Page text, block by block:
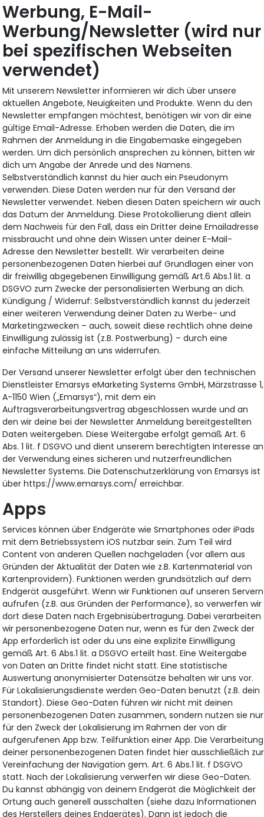
Werbung, E-Mail-
Werbung/Newsletter (wird nur
bei spezifischen Webseiten
verwendet)
Mit unserem Newsletter informieren wir dich über unsere
aktuellen Angebote, Neuigkeiten und Produkte. Wenn du den
Newsletter empfangen möchtest, benötigen wir von dir eine
gültige Email-Adresse. Erhoben werden die Daten, die im
Rahmen der Anmeldung in die Eingabemaske eingegeben
werden. Um dich persönlich ansprechen zu können, bitten wir
dich um Angabe der Anrede und des Namens.
Selbstverständlich kannst du hier auch ein Pseudonym
verwenden. Diese Daten werden nur für den Versand der
Newsletter verwendet. Neben diesen Daten speichern wir auch
das Datum der Anmeldung. Diese Protokollierung dient allein
dem Nachweis für den Fall, dass ein Dritter deine Emailadresse
missbraucht und ohne dein Wissen unter deiner E-Mail-
Adresse den Newsletter bestellt. Wir verarbeiten deine
personenbezogenen Daten hierbei auf Grundlagen einer von
dir freiwillig abgegebenen Einwilligung gemäß Art.6 Abs.1 lit. a
DSGVO zum Zwecke der personalisierten Werbung an dich.
Kündigung / Widerruf: Selbstverständlich kannst du jederzeit
einer weiteren Verwendung deiner Daten zu Werbe- und
Marketingzwecken – auch, soweit diese rechtlich ohne deine
Einwilligung zulässig ist (z.B. Postwerbung) – durch eine
einfache Mitteilung an uns widerrufen.
Der Versand unserer Newsletter erfolgt über den technischen
Dienstleister Emarsys eMarketing Systems GmbH, Märzstrasse 1,
A-1150 Wien („Emarsys“), mit dem ein
Auftragsverarbeitungsvertrag abgeschlossen wurde und an
den wir deine bei der Newsletter Anmeldung bereitgestellten
Daten weitergeben. Diese Weitergabe erfolgt gemäß Art. 6
Abs. 1 lit. f DSGVO und dient unserem berechtigten Interesse an
der Verwendung eines sicheren und nutzerfreundlichen
Newsletter Systems. Die Datenschutzerklärung von Emarsys ist
über https://www.emarsys.com/ erreichbar.
Apps
Services können über Endgeräte wie Smartphones oder iPads
mit dem Betriebssystem iOS nutzbar sein. Zum Teil wird
Content von anderen Quellen nachgeladen (vor allem aus
Gründen der Aktualität der Daten wie z.B. Kartenmaterial von
Kartenprovidern). Funktionen werden grundsätzlich auf dem
Endgerät ausgeführt. Wenn wir Funktionen auf unseren Servern
aufrufen (z.B. aus Gründen der Performance), so verwerfen wir
dort diese Daten nach Ergebnisübertragung. Dabei verarbeiten
wir personenbezogene Daten nur, wenn es für den Zweck der
App erforderlich ist oder du uns eine explizite Einwilligung
gemäß Art. 6 Abs.1 lit. a DSGVO erteilt hast. Eine Weitergabe
von Daten an Dritte findet nicht statt. Eine statistische
Auswertung anonymisierter Datensätze behalten wir uns vor.
Für Lokalisierungsdienste werden Geo-Daten benutzt (z.B. dein
Standort). Diese Geo-Daten führen wir nicht mit deinen
personenbezogenen Daten zusammen, sondern nutzen sie nur
für den Zweck der Lokalisierung im Rahmen der von dir
aufgerufenen App bzw. Teilfunktion einer App. Die Verarbeitung
deiner personenbezogenen Daten findet hier ausschließlich zur
Vereinfachung der Navigation gem. Art. 6 Abs.1 lit. f DSGVO
statt. Nach der Lokalisierung verwerfen wir diese Geo-Daten.
Du kannst abhängig von deinem Endgerät die Möglichkeit der
Ortung auch generell ausschalten (siehe dazu Informationen
des Herstellers deines Endgerätes). Dann ist jedoch die